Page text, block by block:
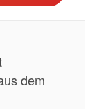
dem